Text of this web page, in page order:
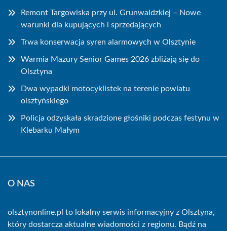
Remont Targowiska przy ul. Grunwaldzkiej – Nowe
warunki dla kupujących i sprzedających
Trwa konserwacja syren alarmowych w Olsztynie
Warmia Mazury Senior Games 2026 zbliżają się do
Olsztyna
Dwa wypadki motocyklistek na terenie powiatu
olsztyńskiego
Policja odzyskała skradzione głośniki podczas festynu w
Klebarku Małym
O NAS
olsztynonline.pl to lokalny serwis informacyjny z Olsztyna,
który dostarcza aktualne wiadomości z regionu. Bądź na